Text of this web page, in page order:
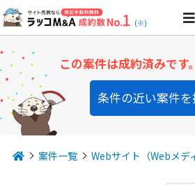
(※)
この案件は成約済みです。
条件の近い案件
案件一覧 Webサイト（Webメデ